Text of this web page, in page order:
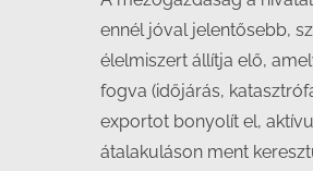
ennél jóval jelentősebb,
élelmiszert állítja elő,
fogva (időjárás,
exportot bonyolít el,
átalakuláson ment